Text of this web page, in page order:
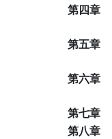
第四章
第五章
第六章
第七章
第八章